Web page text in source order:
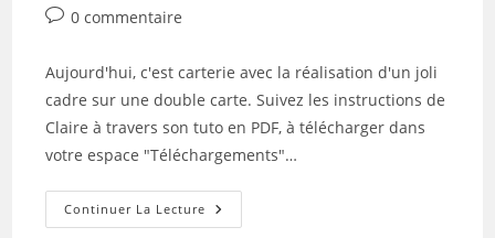
la
publication :
category:
Commentaires
la
publication :
0 commentaire
Aujourd'hui, c'est carterie avec la réalisation d'un joli
cadre sur une double carte. Suivez les instructions de
Claire à travers son tuto en PDF, à télécharger dans
votre espace "Téléchargements"…
Continuer La Lecture Tuto
N°6